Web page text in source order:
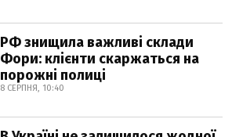
РФ знищила важливі склади
Фори: клієнти скаржаться на
порожні полиці
8 СЕРПНЯ, 10:40